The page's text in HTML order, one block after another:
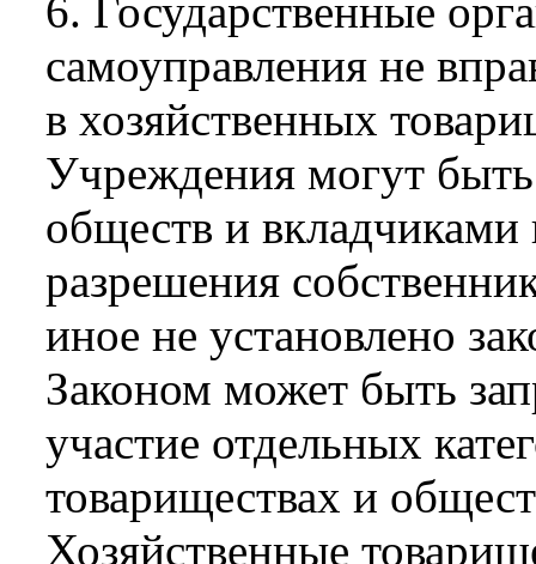
6. Государственные
самоуправления не
в хозяйственных
Учреждения могут
обществ и вкладчиками
разрешения
иное не установлено
Законом может быть
участие отдельных
товариществах и
Хозяйственные